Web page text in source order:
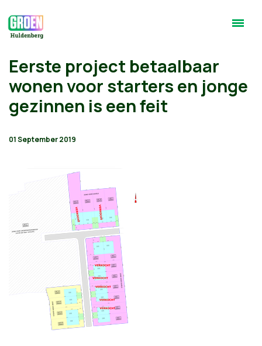
Eerste project betaalbaar
wonen voor starters en jonge
gezinnen is een feit
01 September 2019